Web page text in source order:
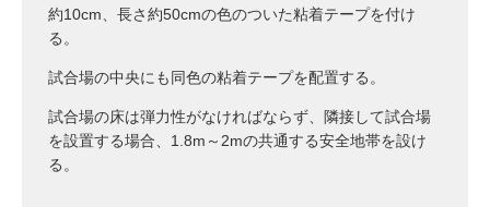
約10cm、長さ約50cmの色のついた粘着テープを付け
る。
試合場の中央にも同色の粘着テープを配置する。
試合場の床は弾力性がなければならず、隣接して試合場
を設置する場合、1.8m～2mの共通する安全地帯を設け
る。